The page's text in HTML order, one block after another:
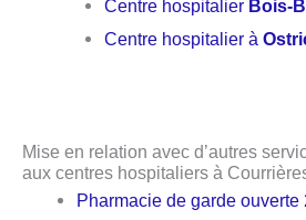
Centre hospitalier Bois-
Centre hospitalier à
Mise en relation avec d’autres
aux centres hospitaliers à
Pharmacie de garde ouverte